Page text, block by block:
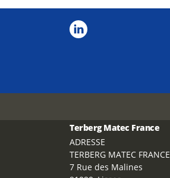
Terberg Matec France
ADRESSE
TERBERG MATEC FRANCE
7 Rue des Malines